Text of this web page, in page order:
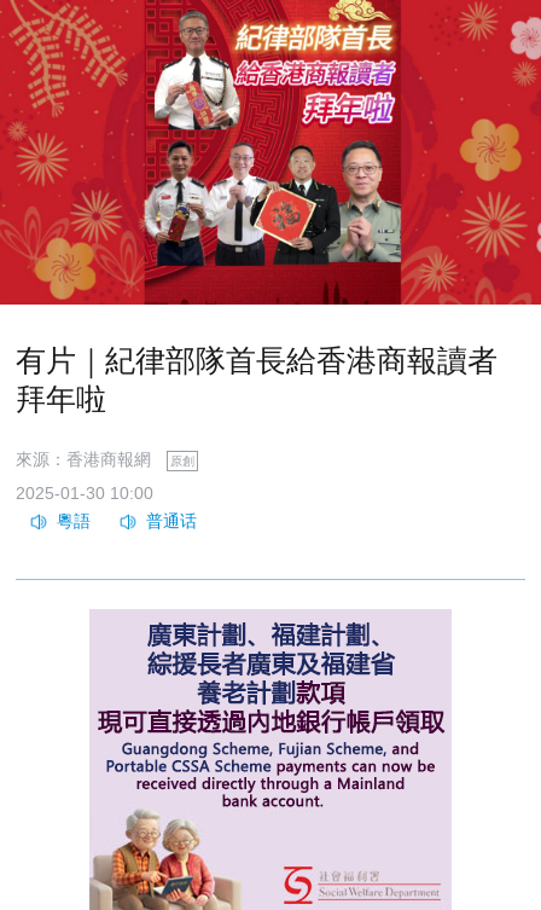
有片｜紀律部隊首長給香港商報讀者
拜年啦
來源：香港商報網 原創
2025-01-30 10:00